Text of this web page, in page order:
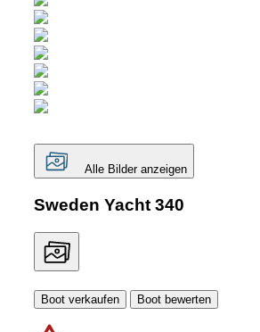
Alle Bilder anzeigen
Sweden Yacht 340
Boot verkaufen Boot bewerten